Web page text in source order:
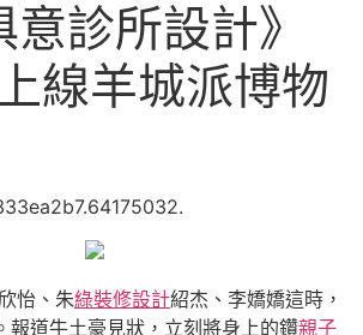
診所設計》
線羊城派博物
怡、朱綠裝修設計紹杰、李嬌嬌這時，
報道牛土豪見狀，立刻將身上的鑽親子